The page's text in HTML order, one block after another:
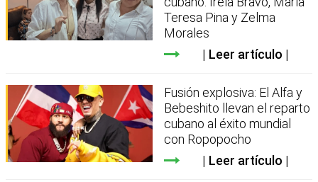
Teresa Pina y Zelma
Morales
Leer artículo
Fusión explosiva: El Alfa y
Bebeshito llevan el reparto
cubano al éxito mundial
con Ropopocho
Leer artículo